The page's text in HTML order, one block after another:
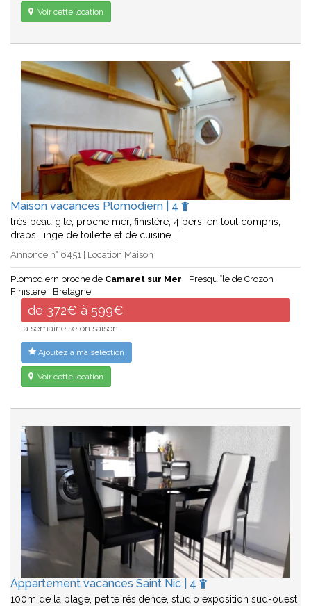
Voir cette location
Maison vacances Plomodiern | 4
très beau gite, proche mer, finistère, 4 pers. en tout compris,
draps, linge de toilette et de cuisine…
Annonce n° 6451 | Location Maison
Plomodiern proche de Camaret sur Mer
Presqu'île de Crozon
Finistère
Bretagne
de 372€ à 599€
la semaine selon saison
Ajoutez à ma sélection
Voir cette location
Appartement vacances Saint Nic | 4
100m de la plage, petite résidence, studio exposition sud-ouest